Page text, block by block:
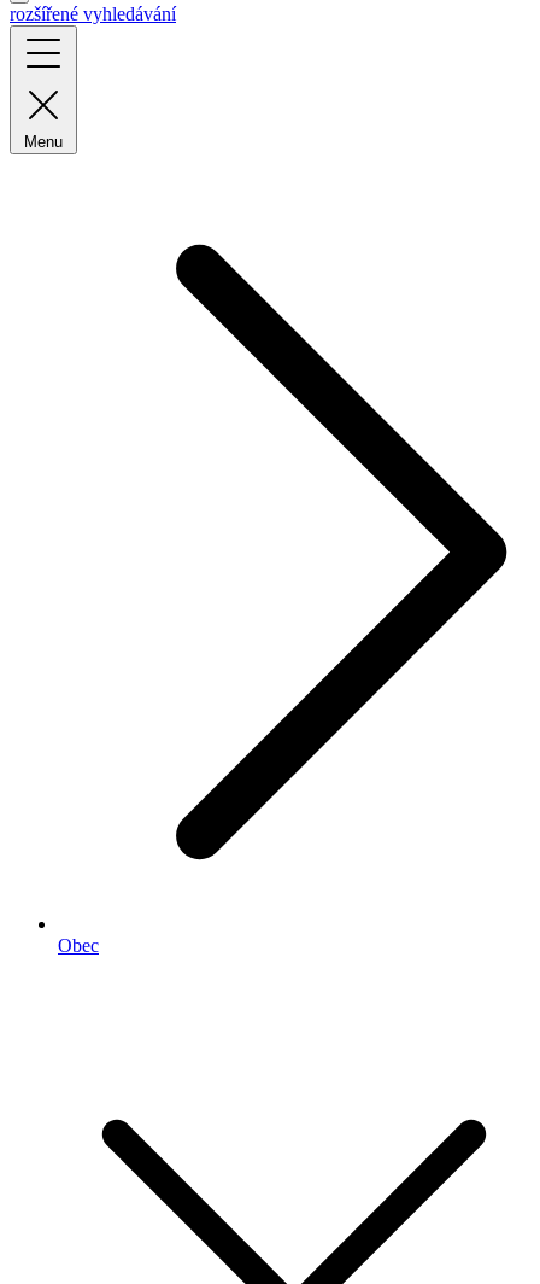
rozšířené vyhledávání
Menu
Obec